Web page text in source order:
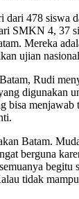
dari 478 siswa
SMKN 4, 37
Mereka
ujian
Rudi
digunakan
bisa menjawab
Batam.
berguna
begitu
tidak